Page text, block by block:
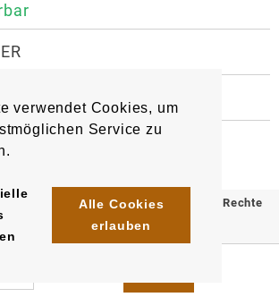
verwendet Cookies, um
Service zu
Alle Cookies
erlauben
Einweg Secure Basic
GmbH EAN/ Gebinde50
4260636870934
Inh. Marion Winkels e.K. Alle Rechte
vorbehalten.